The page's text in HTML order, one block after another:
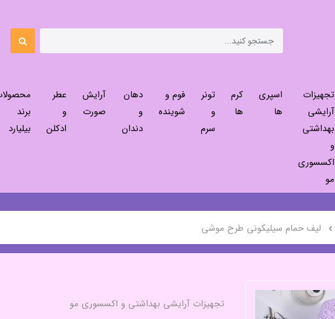
تجهیزات
آرایشی
بهداشتی
و
اکسسوری
مو
اسپری
ها
کرم
ها
تونر
و
سرم
فوم و
شوینده
دهان
و
دندان
آرایش
صورت
عطر
و
ادکلن
برند
بیلیارد
لیف حمام سیلیکونی طرح موشی
تجهیزات آرایشی بهداشتی و اکسسوری مو